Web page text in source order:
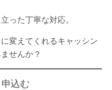
った丁寧な対応。
変えてくれるキャッシン
せんか？
込む